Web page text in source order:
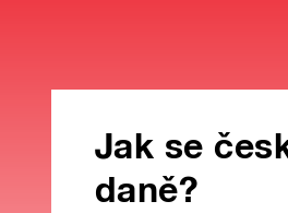
Jak se
daně?